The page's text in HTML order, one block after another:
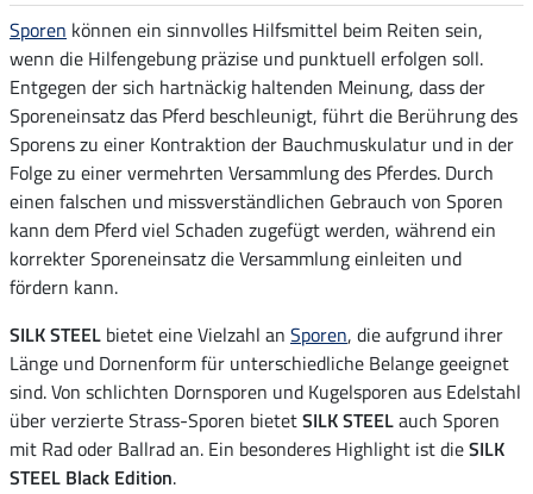
Sporen können ein sinnvolles Hilfsmittel beim Reiten sein,
wenn die Hilfengebung präzise und punktuell erfolgen soll.
Entgegen der sich hartnäckig haltenden Meinung, dass der
Sporeneinsatz das Pferd beschleunigt, führt die Berührung des
Sporens zu einer Kontraktion der Bauchmuskulatur und in der
Folge zu einer vermehrten Versammlung des Pferdes. Durch
einen falschen und missverständlichen Gebrauch von Sporen
kann dem Pferd viel Schaden zugefügt werden, während ein
korrekter Sporeneinsatz die Versammlung einleiten und
fördern kann.
SILK STEEL bietet eine Vielzahl an Sporen, die aufgrund ihrer
Länge und Dornenform für unterschiedliche Belange geeignet
sind. Von schlichten Dornsporen und Kugelsporen aus Edelstahl
über verzierte Strass-Sporen bietetSILK STEELauch Sporen
mit Rad oder Ballrad an. Ein besonderes Highlight ist dieSILK
STEEL Black Edition.